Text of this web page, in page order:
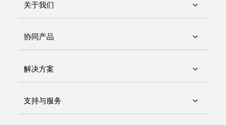
关于我们
协同产品
解决方案
支持与服务